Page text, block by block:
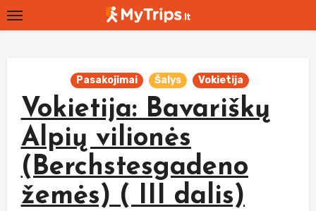
Skip
to
Pasakojimai Šalys Vokietija
Vokietija: Bavariškų
Alpių vilionės
(Berchstesgadeno
žemės) ( III dalis)